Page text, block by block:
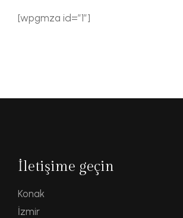
[wpgmza id=”1″]
İletişime geçin
Konak
İzmir